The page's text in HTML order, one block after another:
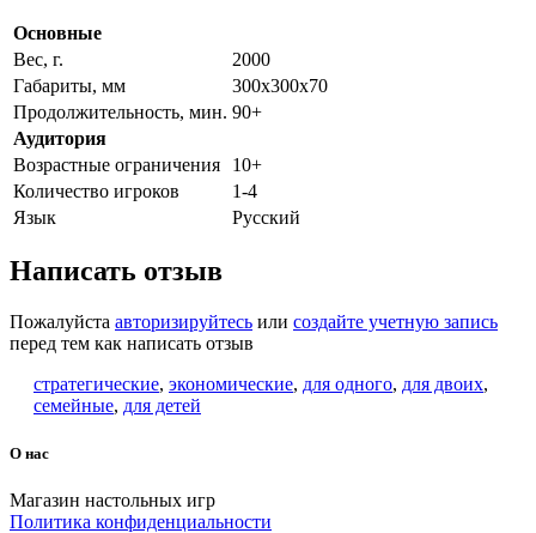
Основные
Вес, г.
2000
Габариты, мм
300x300x70
Продолжительность, мин. 90+
Аудитория
Возрастные ограничения
10+
Количество игроков
1-4
Язык
Русский
Написать отзыв
Пожалуйста авторизируйтесь или создайте учетную запись
перед тем как написать отзыв
стратегические, экономические, для одного, для двоих,
семейные, для детей
О нас
Магазин настольных игр
Политика конфиденциальности